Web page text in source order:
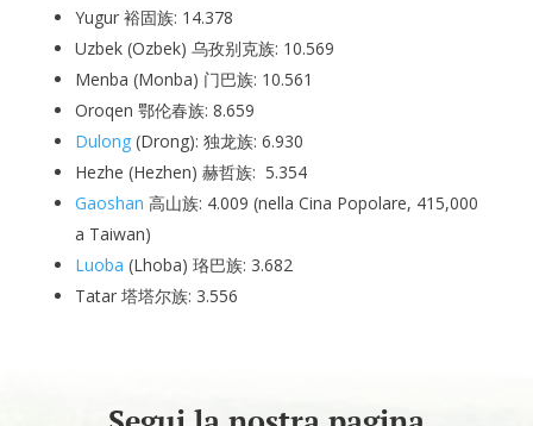
Yugur 裕固族: 14.378
Uzbek (Ozbek) 乌孜别克族: 10.569
Menba (Monba) 门巴族: 10.561
Oroqen 鄂伦春族: 8.659
Dulong(Drong): 独龙族: 6.930
Hezhe (Hezhen) 赫哲族: 5.354
Gaoshan 高山族: 4.009 (nella Cina Popolare, 415,000
a Taiwan)
Luoba (Lhoba) 珞巴族: 3.682
Tatar 塔塔尔族: 3.556